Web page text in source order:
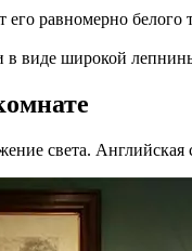
равномерно
в виде широкой
света.